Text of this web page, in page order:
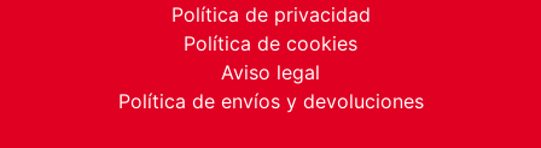
Política de privacidad
Política de cookies
Aviso legal
Política de envíos y devoluciones